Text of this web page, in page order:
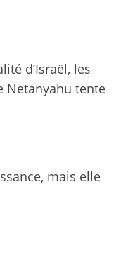
d’Israël, les
Netanyahu tente
mais elle